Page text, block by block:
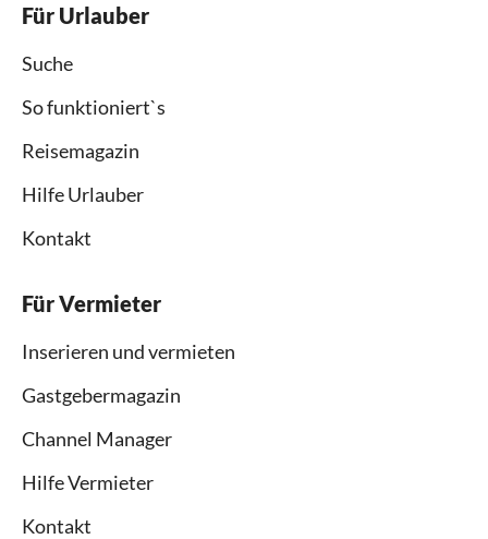
Für Urlauber
Suche
So funktioniert`s
Reisemagazin
Hilfe Urlauber
Kontakt
Für Vermieter
Inserieren und vermieten
Gastgebermagazin
Channel Manager
Hilfe Vermieter
Kontakt